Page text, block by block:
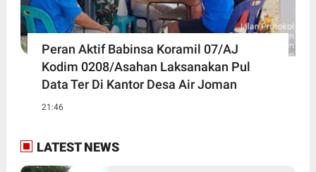
Peran Aktif Babinsa Koramil 07/AJ
Kodim 0208/Asahan Laksanakan Pul
Data Ter Di Kantor Desa Air Joman
21:46
LATEST NEWS